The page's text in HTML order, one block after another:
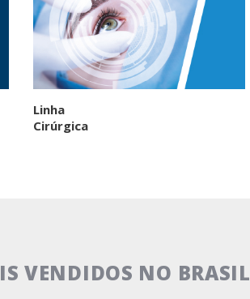
Linha
Cirúrgica
VENDIDOS NO BRASIL